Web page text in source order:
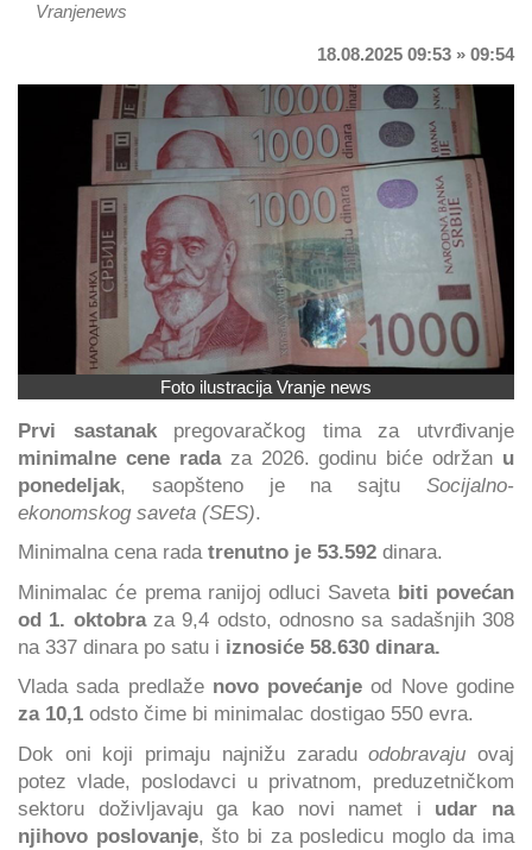
Vranjenews
18.08.2025 09:53 » 09:54
Foto ilustracija Vranje news
Prvi sastanakpregovaračkog tima za utvrđivanje
minimalne cene radaza 2026. godinu biće održan u
ponedeljak, saopšteno je na sajtu Socijalno-
ekonomskog saveta (SES).
Minimalna cena rada trenutno je 53.592 dinara.
Minimalac će prema ranijoj odluci Saveta biti povećan
od 1. oktobraza 9,4 odsto, odnosno sa sadašnjih 308
na 337 dinara po satu i iznosiće 58.630 dinara.
Vlada sada predlaže novo povećanje od Nove godine
za 10,1 odsto čime bi minimalac dostigao 550 evra.
Dok oni koji primaju najnižu zaraduodobravaju ovaj
potez vlade, poslodavci u privatnom, preduzetničkom
sektoru doživljavaju ga kao novi namet i udar na
njihovo poslovanje, što bi za posledicu moglo da ima